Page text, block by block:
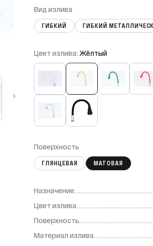
Вид излива
ГИБКИЙ ГИБКИЙ
Цвет излива: Жёлтый
Поверхность
ГЛЯНЦЕВАЯ МАТОВАЯ
Назначение
Цвет излива
Поверхность
Материал излива